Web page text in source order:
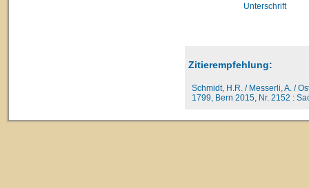
Unterschrift
Zitierempfehlung:
Schmidt, H.R. / Messerli, A. /
1799, Bern 2015, Nr. 2152 :